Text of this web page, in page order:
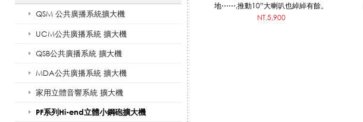
QSM 公共廣播系統擴大機
UCM公共廣播系統 擴大機
QSB公共廣播系統 擴大機
MDA公共廣播系統 擴大機
家用立體音響系統 擴大機
PF系列Hi-end立體小鋼砲擴大機
地⋯⋯,推動10”大喇叭也綽綽有餘。
NT.5,900